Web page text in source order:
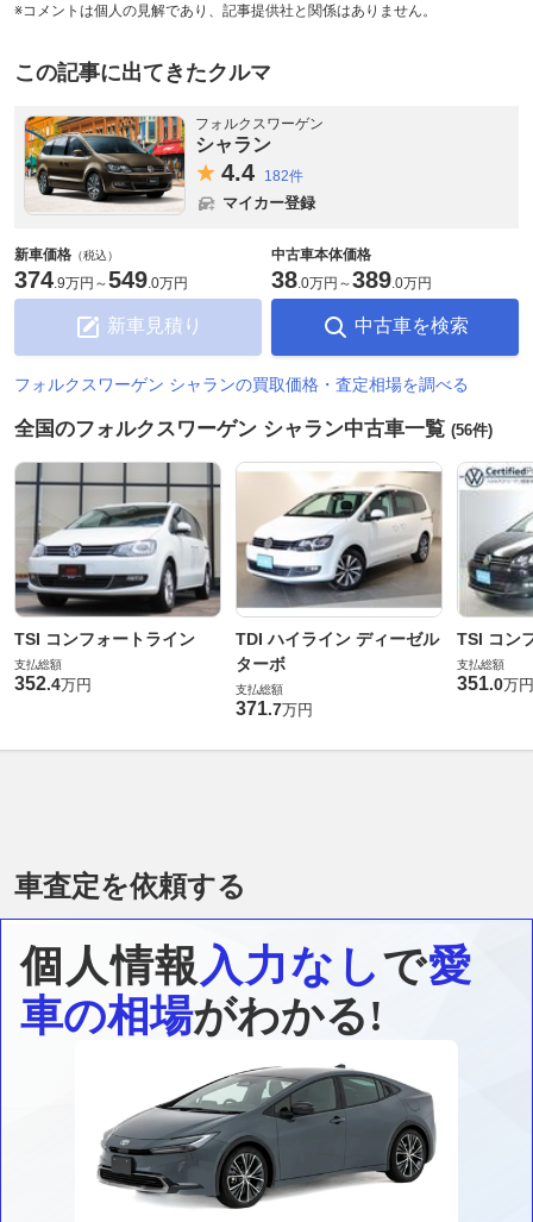
※コメントは個人の見解であり、記事提供社と関係はありません。
この記事に出てきたクルマ
フォルクスワーゲン
シャラン
4.4 182件
マイカー登録
新車価格 （税込）
374 9万円 ～549 0万円
新車見積り
中古車本体価格
38 0万円 ～389 0万円
中古車を検索
フォルクスワーゲン シャランの買取価格・査定相場を調べる
全国のフォルクスワーゲン シャラン中古車一覧 (56件)
TSI コンフォートライン
支払総額
352.4万円
TDI ハイライン ディーゼル
ターボ
支払総額
371.7万円
TSI コン
支払総額
351.0万円
車査定を依頼する
個人情報 入力なしで愛
車の相場がわかる!